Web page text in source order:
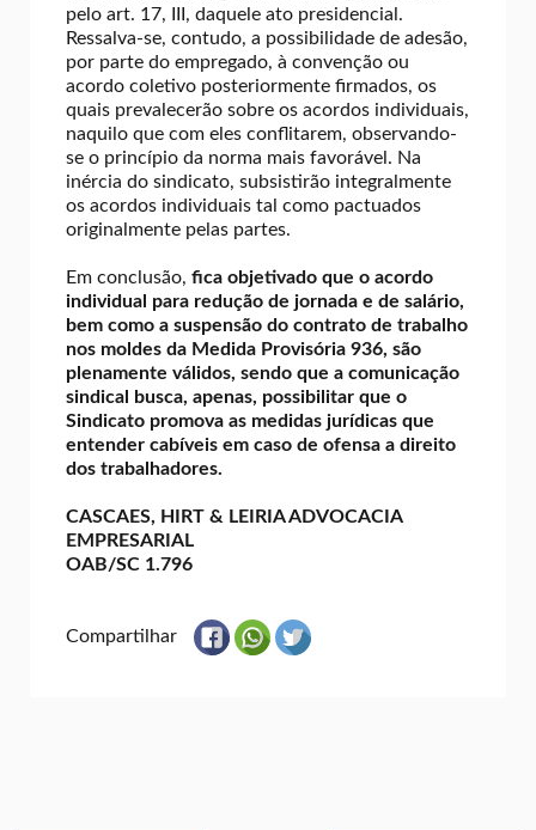
pelo art. 17, III, daquele ato presidencial.
Ressalva-se, contudo, a possibilidade de adesão,
por parte do empregado, à convenção ou
acordo coletivo posteriormente firmados, os
quais prevalecerão sobre os acordos individuais,
naquilo que com eles conflitarem, observando-
se o princípio da norma mais favorável. Na
inércia do sindicato, subsistirão integralmente
os acordos individuais tal como pactuados
originalmente pelas partes.
Em conclusão, fica objetivado que o acordo
individual para redução de jornada e de salário,
bem como a suspensão do contrato de trabalho
nos moldes da Medida Provisória 936, são
plenamente válidos, sendo que a comunicação
sindical busca, apenas, possibilitar que o
Sindicato promova as medidas jurídicas que
entender cabíveis em caso de ofensa a direito
dos trabalhadores.
CASCAES, HIRT & LEIRIA ADVOCACIA
EMPRESARIAL
OAB/SC 1.796
Compartilhar